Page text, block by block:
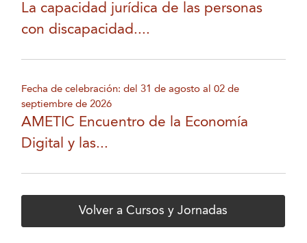
La capacidad jurídica de las personas
con discapacidad....
Fecha de celebración: del 31 de agosto al 02 de
septiembre de 2026
AMETIC Encuentro de la Economía
Digital y las...
Volver a Cursos y Jornadas